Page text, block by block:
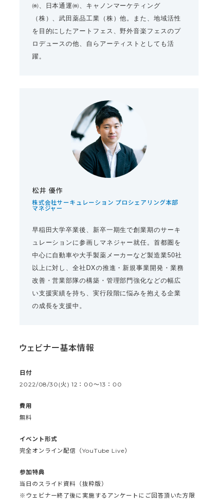
㈱、日本通運㈱、キャノンマーケティング
（株）、武田薬品工業（株）他。また、地域活性
を目的にしたアートフェス、野外音楽フェスのプ
ロデュースの他、自らアーティストとしても活
躍。
松井 優作
株式会社サーキュレーション プロシェアリング本部
マネジャー
早稲田大学卒業後、新卒一期生で創業期のサーキ
ュレーションに参画しマネジャー就任。首都圏を
中心に自動車や大手製薬メーカーなど製造業50社
以上に対し、全社DXの推進・新規事業開発・業務
改善・営業部隊の構築・管理部門強化などの幅広
い支援実績を持ち、実行段階に悩みを抱える企業
の成長を支援中。
ウェビナー基本情報
日付
2022/08/30(火) 12：00〜13：00
費用
無料
イベント形式
完全オンライン配信（YouTube Live）
参加特典
当日のスライド資料（抜粋版）
※ウェビナー終了後に実施するアンケートにご回答頂いた方限